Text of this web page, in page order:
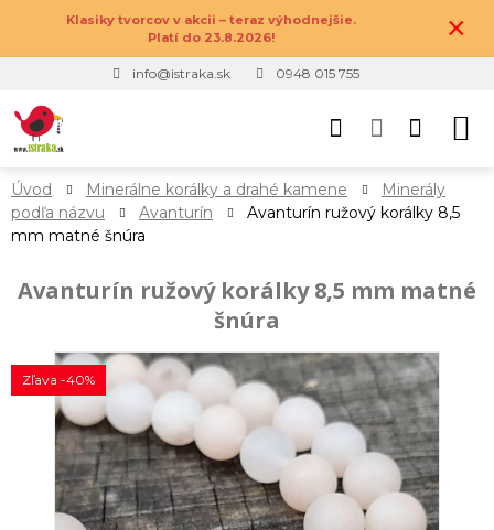
Klasiky tvorcov v akcii – teraz výhodnejšie.
Platí do 23.8.2026!
×
info@istraka.sk 0948 015 755
Úvod Minerálne korálky a drahé kamene
Minerály
podľa názvu
Avanturín
Avanturín ružový korálky 8,5
mm matné šnúra
Avanturín ružový korálky 8,5 mm matné
šnúra
Zľava -40%